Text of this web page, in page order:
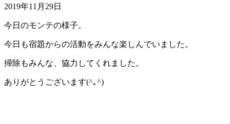
2019年11月29日
今日のモンテの様子。
今日も宿題からの活動をみんな楽しんでいました。
掃除もみんな、協力してくれました。
ありがとうございます(^｡^)